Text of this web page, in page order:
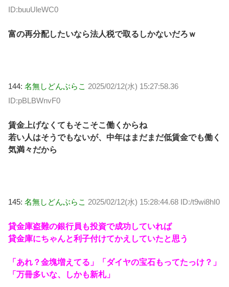
ID:buuUleWC0
富の再分配したいなら法人税で取るしかないだろｗ
144: 名無しどんぶらこ 2025/02/12(水) 15:27:58.36
ID:pBLBWnvF0
賃金上げなくてもそこそこ働くからね
若い人はそうでもないが、中年はまだまだ低賃金でも働く
気満々だから
145: 名無しどんぶらこ 2025/02/12(水) 15:28:44.68 ID:/t9wi8hI0
貸金庫盗難の銀行員も投資で成功していれば
貸金庫にちゃんと利子付けてかえしていたと思う
「あれ？金塊増えてる」「ダイヤの宝石もってたっけ？」
「万冊多いな、しかも新札」